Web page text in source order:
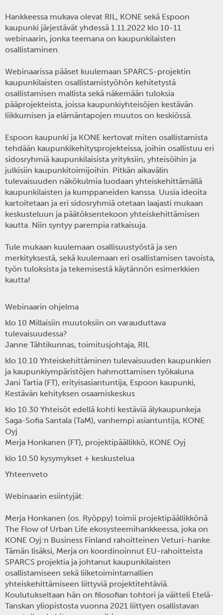
Hankkeessa mukava olevat RIL, KONE sekä Espoon
kaupunki järjestävät yhdessä 1.11.2022 klo 10-11
webinaarin, jonka teemana on kaupunkilaisten
osallistaminen.
Webinaarissa pääset kuulemaan SPARCS-projektin
kaupunkilaisten osallistamistyöhön kehitetystä
osallistamisen mallista sekä näkemään tuloksia
pääprojekteista, joissa kaupunkiyhteisöjen kestävän
liikkumisen ja elämäntapojen muutos on keskiössä.
Espoon kaupunki ja KONE kertovat miten osallistamista
tehdään kaupunkikehitysprojekteissa, joihin osallistuu eri
sidosryhmiä kaupunkilaisista yrityksiin, yhteisöihin ja
julkisiin kaupunkitoimijoihin. Pitkän aikavälin
tulevaisuuden näkökulmia luodaan yhteiskehittämällä
kaupunkilaisten ja kumppaneiden kanssa. Uusia ideoita
kartoitetaan ja eri sidosryhmiä otetaan laajasti mukaan
keskusteluun ja päätöksentekoon yhteiskehittämisen
kautta. Niin syntyy parempia ratkaisuja.
Tule mukaan kuulemaan osallisuustyöstä ja sen
merkityksestä, sekä kuulemaan eri osallistamisen tavoista,
työn tuloksista ja tekemisestä käytännön esimerkkien
kautta!
Webinaarin ohjelma
klo 10 Millaisiin muutoksiin on varauduttava
tulevaisuudessa?
Janne Tähtikunnas, toimitusjohtaja, RIL
klo 10.10 Yhteiskehittäminen tulevaisuuden kaupunkien
ja kaupunkiympäristöjen hahmottamisen työkaluna
Jani Tartia (FT), erityisasiantuntija, Espoon kaupunki,
Kestävän kehityksen osaamiskeskus
klo 10.30 Yhteisöt edellä kohti kestäviä älykaupunkeja
Saga-Sofia Santala (TaM), vanhempi asiantuntija, KONE
Oyj
Merja Honkanen (FT), projektipäällikkö, KONE Oyj
klo 10.50 kysymykset + keskustelua
Yhteenveto
Webinaarin esiintyjät:
Merja Honkanen (os. Ryöppy) toimii projektipäällikkönä
The Flow of Urban Life ekosysteemihankkeessa, joka on
KONE Oyj:n Business Finland rahoitteinen Veturi-hanke.
Tämän lisäksi, Merja on koordinoinnut EU-rahoitteista
SPARCS projektia ja johtanut kaupunkilaisten
osallistamiseen sekä liiketoimintamallien
yhteiskehittämiseen liittyviä projektitehtäviä.
Koulutukseltaan hän on filosofian tohtori ja väitteli Etelä-
Tanskan yliopistosta vuonna 2021 liittyen osallistavan